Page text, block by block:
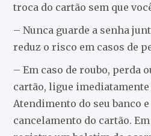
troca do cartão sem que
– Nunca guarde a senha
reduz o risco em casos de
– Em caso de roubo, perda
cartão, ligue imediatamente
Atendimento do seu banco
cancelamento do cartão.